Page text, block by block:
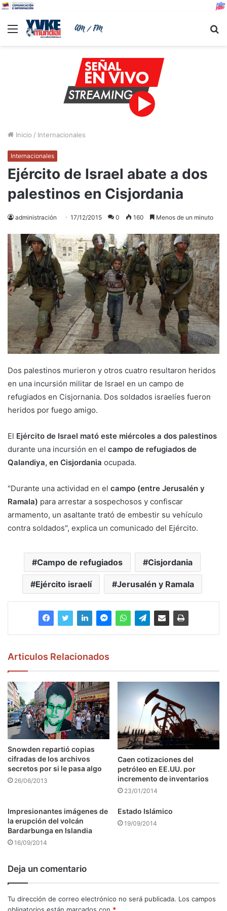
Menu
Inicio / Internacionales
Internacionales
Ejército de Israel abate a dos
palestinos en Cisjordania
administración 17/12/2015 0 160 Menos de un minuto
Dos palestinos murieron y otros cuatro resultaron heridos
en una incursión militar de Israel en un campo de
refugiados en Cisjornania. Dos soldados israelíes fueron
heridos por fuego amigo.
El Ejército de Israel mató este miércoles a dos palestinos
durante una incursión en el campo de refugiados de
Qalandiya, en Cisjordania ocupada.
"Durante una actividad en el campo (entre Jerusalén y
Ramala) para arrestar a sospechosos y confiscar
armamento, un asaltante trató de embestir su vehículo
contra soldados", explica un comunicado del Ejército.
Campo de refugiados Cisjordania
Ejército israelí Jerusalén y Ramala
Articulos Relacionados
Snowden repartió copias
cifradas de los archivos
secretos por si le pasa algo
26/06/2013
Caen cotizaciones del
petróleo en EE.UU. por
incremento de inventarios
23/01/2014
Impresionantes imágenes de
la erupción del volcán
Bardarbunga en Islandia
16/09/2014
Estado Islámico
19/09/2014
Deja un comentario
Tu dirección de correo electrónico no será publicada. Los campos